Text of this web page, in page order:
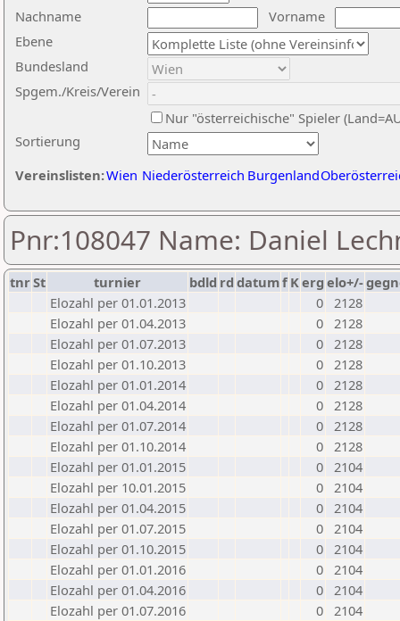
Nachname
Vorname
Ebene
Sortierung
Bundesland
Spgem./Kreis/Verein
Nur "österreichische" Spieler
Vereinslisten:Wien Niederösterreich Burgenland
Pnr:108047 Name: Daniel
tnrSt turnier bdld rd datumf Kerg elo+/-
Elozahl per 01.01.2013
0 2128
Elozahl per 01.04.2013
0 2128
Elozahl per 01.07.2013
0 2128
Elozahl per 01.10.2013
0 2128
Elozahl per 01.01.2014
0 2128
Elozahl per 01.04.2014
0 2128
Elozahl per 01.07.2014
0 2128
Elozahl per 01.10.2014
0 2128
Elozahl per 01.01.2015
0 2104
Elozahl per 10.01.2015
0 2104
Elozahl per 01.04.2015
0 2104
Elozahl per 01.07.2015
0 2104
Elozahl per 01.10.2015
0 2104
Elozahl per 01.01.2016
0 2104
Elozahl per 01.04.2016
0 2104
Elozahl per 01.07.2016
0 2104